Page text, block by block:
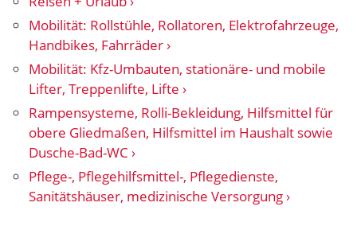
Mobilität: Rollstühle, Rollatoren, Elektrofahrzeuge,
Handbikes, Fahrräder
Mobilität: Kfz-Umbauten, stationäre- und mobile
Lifter, Treppenlifte, Lifte
Rampensysteme, Rolli-Bekleidung, Hilfsmittel für
obere Gliedmaßen, Hilfsmittel im Haushalt sowie
Dusche-Bad-WC
Pflege-, Pflegehilfsmittel-, Pflegedienste,
Sanitätshäuser, medizinische Versorgung